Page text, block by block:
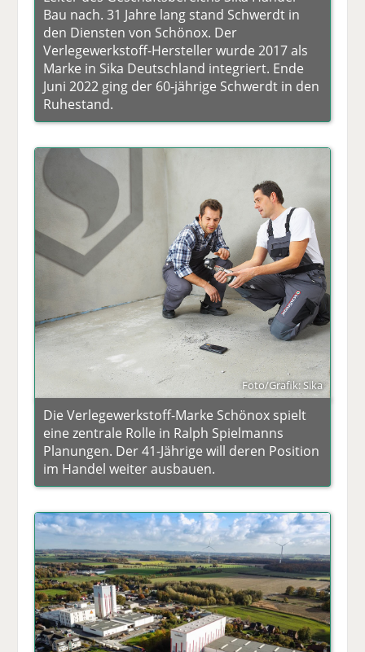
Bau nach. 31 Jahre lang stand Schwerdt in
den Diensten von Schönox. Der
Verlegewerkstoff-Hersteller wurde 2017 als
Marke in Sika Deutschland integriert. Ende
Juni 2022 ging der 60-jährige Schwerdt in den
Ruhestand.
Foto/Grafik: Sika
Die Verlegewerkstoff-Marke Schönox spielt
eine zentrale Rolle in Ralph Spielmanns
Planungen. Der 41-Jährige will deren Position
im Handel weiter ausbauen.